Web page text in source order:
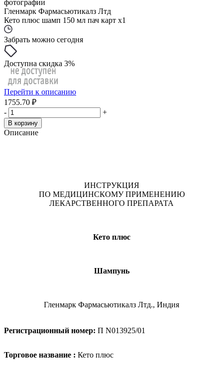
фотографии
Гленмарк Фармасьютикалз Лтд
Кето плюс шамп 150 мл пач карт x1
Забрать можно сегодня
Доступна скидка 3%
Перейти к описанию
1755.70 ₽
-
+
В корзину
Описание
ИНСТРУКЦИЯ
ПО МЕДИЦИНСКОМУ ПРИМЕНЕНИЮ
ЛЕКАРСТВЕННОГО ПРЕПАРАТА
Кето плюс
Шампунь
Гленмарк Фармасьютикалз Лтд., Индия
Регистрационный номер: П N013925/01
Торговое название : Кето плюс